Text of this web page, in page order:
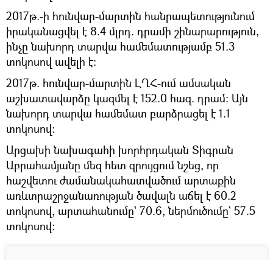
2017թ.-ի հունվար-մարտին հանրապետությունում
իրականացվել է 8.4 մլրդ. դրամի շինարարություն,
ինչը նախորդ տարվա համեմատությամբ 51.3
տոկոսով ավելի է:
2017թ. հունվար-մարտին ԼՂՀ-ում ամսական
աշխատավարձը կազմել է 152.0 հազ. դրամ: Այն
նախորդ տարվա համեմատ բարձրացել է 1.1
տոկոսով:
Արցախի նախագահի խորհրդական Տիգրան
Աբրահամյանը մեզ հետ զրույցում նշեց, որ
հաշվետու ժամանակահատվածում արտաքին
առևտրաշրջանառության ծավալն աճել է 60.2
տոկոսով, արտահանումը՝ 70.6, ներմուծումը` 57.5
տոկոսով: